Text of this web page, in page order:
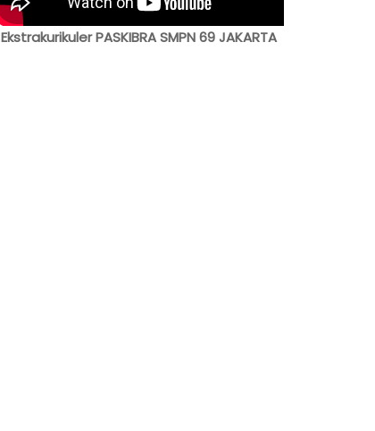
Ekstrakurikuler PASKIBRA SMPN 69 JAKARTA